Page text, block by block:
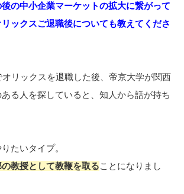
の中小企業マーケットの拡大に繋がって
ックスご退職後についても教えてくださ
リックスを退職した後、帝京大学が関西
る人を探していると、知人から話が持ち
たいタイプ。
教授として教鞭を取ることになりまし